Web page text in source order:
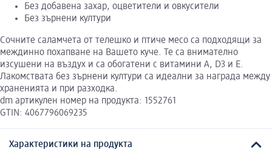
Без добавена захар, оцветители и овкусители
Без зърнени култури
Сочните саламчета от телешко и птиче месо са подходящи за
междинно похапване на Вашето куче. Те са внимателно
изсушени на въздух и са обогатени с витамини А, D3 и Е.
Лакомствата без зърнени култури са идеални за награда между
храненията и при разходка.
dm артикулен номер на продукта: 1552761
GTIN: 4067796069235
Характеристики на продукта